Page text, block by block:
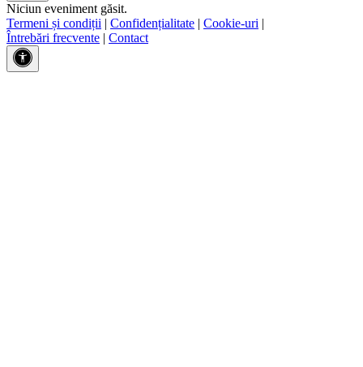
Niciun eveniment găsit.
Termeni și condiții | Confidențialitate | Cookie-uri |
Întrebări frecvente | Contact